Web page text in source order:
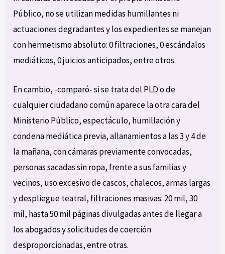
Público, no se utilizan medidas humillantes ni
actuaciones degradantes y los expedientes se manejan
con hermetismo absoluto: 0 filtraciones, 0 escándalos
mediáticos, 0 juicios anticipados, entre otros.
En cambio, -comparó- si se trata del PLD o de
cualquier ciudadano común aparece la otra cara del
Ministerio Público, espectáculo, humillación y
condena mediática previa, allanamientos a las 3 y 4 de
la mañana, con cámaras previamente convocadas,
personas sacadas sin ropa, frente a sus familias y
vecinos, uso excesivo de cascos, chalecos, armas largas
y despliegue teatral, filtraciones masivas: 20 mil, 30
mil, hasta 50 mil páginas divulgadas antes de llegar a
los abogados y solicitudes de coerción
desproporcionadas, entre otras.